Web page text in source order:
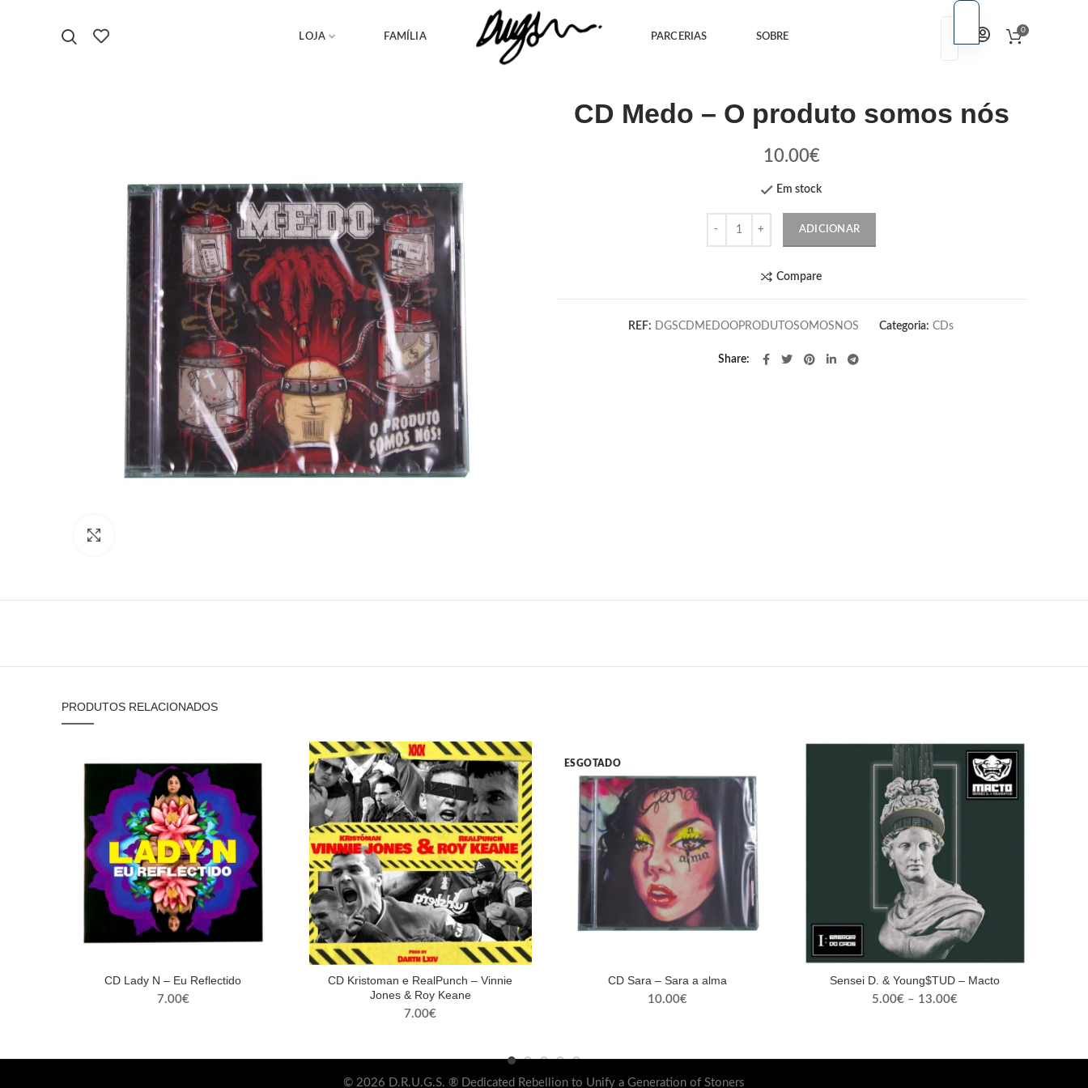
LOJA FAMÍLIA PARCERIAS SOBRE
EN
0
CD Medo – O produto somos nós
10.00€
Em stock
ADICIONAR
Compare
REF: DGSCDMEDOOPRODUTOSOMOSNOS Categoria: CDs
Share
PRODUTOS RELACIONADOS
CD Lady N – Eu Reflectido
7.00€
CD Kristoman e RealPunch – Vinnie
Jones & Roy Keane
7.00€
ESGOTADO
CD Sara – Sara a alma
10.00€
Sensei D. & Young$TUD – Macto
5.00€ – 13.00€
13.00€
© 2026 D.R.U.G.S. ® Dedicated Rebellion to Unify a Generation of Stoners
EN